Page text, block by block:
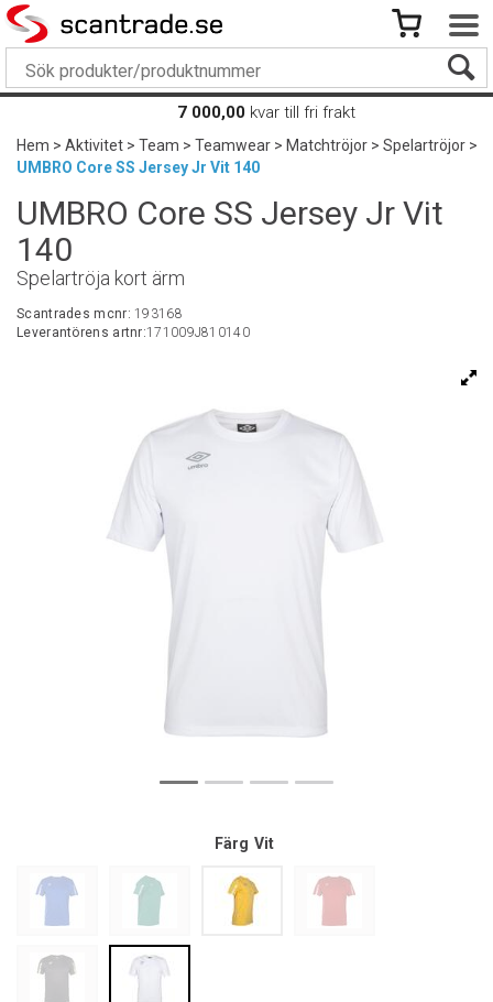
7 000,00 kvar till fri frakt
Hem>Aktivitet>Team>Teamwear>Matchtröjor>Spelartröjor>
UMBRO Core SS Jersey Jr Vit 140
UMBRO Core SS Jersey Jr Vit
140
Spelartröja kort ärm
Scantrades mcnr:193168
Leverantörens artnr:171009J810140
Färg Vit